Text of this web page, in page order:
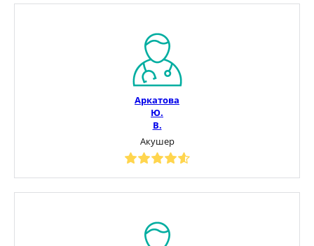
Аркатова
Ю.
В.
Акушер